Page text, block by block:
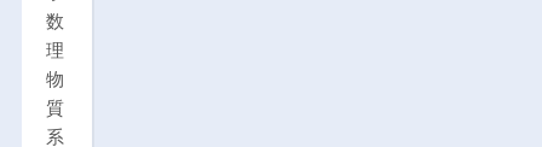
数
理
物
質
系